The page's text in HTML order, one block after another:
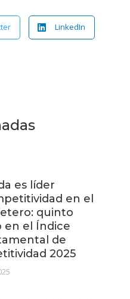
LinkedIn
es líder
en el
quinto
en el Índice
de
2025